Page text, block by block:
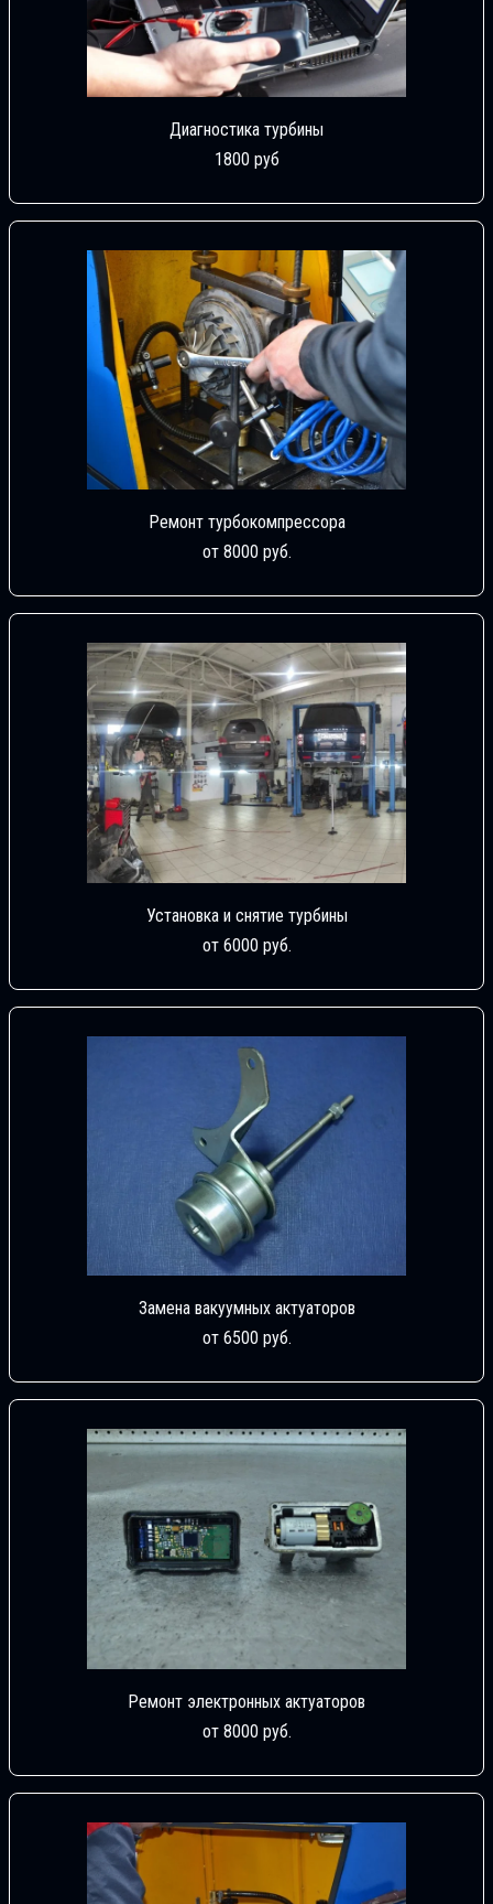
Диагностика турбины
1800 руб
Ремонт турбокомпрессора
от 8000 руб.
Установка и снятие турбины
от 6000 руб.
Замена вакуумных актуаторов
от 6500 руб.
Ремонт электронных актуаторов
от 8000 руб.